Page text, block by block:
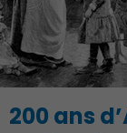
200 ans